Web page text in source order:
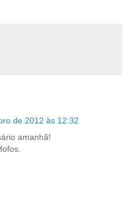
de 2012 às 12:32
amanhã!